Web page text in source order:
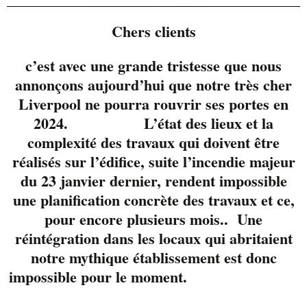
Des soupers animés
vous attendent sur la
terrasse du Liverpool
durant leSherblues &
Chers clients
c’est avec une grande tristesse que nous
annonçons aujourd’hui que notre très cher
Liverpool ne pourra rouvrir ses portes en
2024. L’état des lieux et la
complexité des travaux qui doivent être
réalisés sur l’édifice, suite l’incendie majeur
du 23 janvier dernier, rendent impossible
une planification concrète des travaux et ce,
pour encore plusieurs mois.. Une
réintégration dans les locaux qui abritaient
notre mythique établissement est donc
impossible pour le moment.